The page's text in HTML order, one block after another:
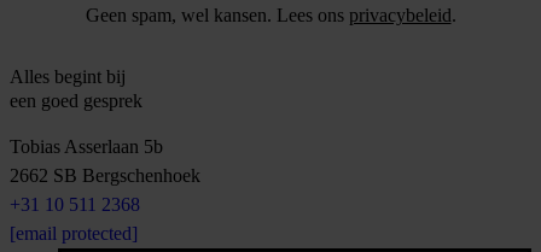
Geen spam, wel kansen. Lees ons privacybeleid.
Alles begint bij
een goed gesprek
Tobias Asserlaan 5b
2662 SB Bergschenhoek
+31 10 511 2368
[email protected]